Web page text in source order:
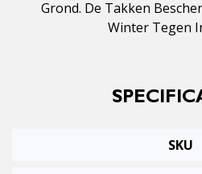
Grond. De Takken
Winter Tegen
SKU